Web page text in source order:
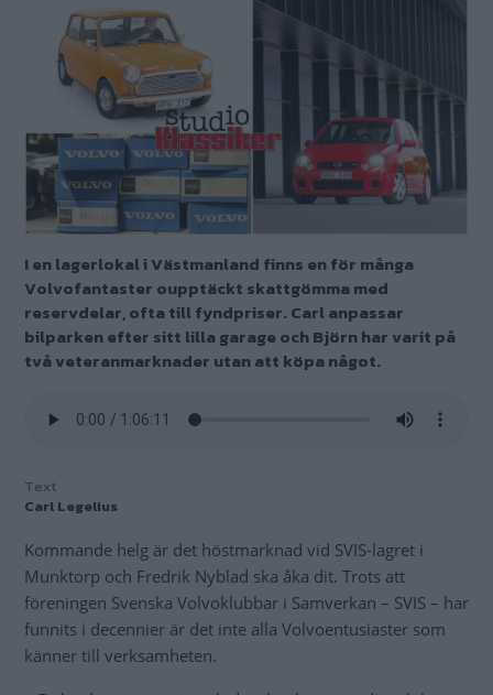
I en lagerlokal i Västmanland finns en för många
Volvofantaster oupptäckt skattgömma med
reservdelar, ofta till fyndpriser. Carl anpassar
bilparken efter sitt lilla garage och Björn har varit på
två veteranmarknader utan att köpa något.
Text
Carl Legelius
Kommande helg är det höstmarknad vid SVIS-lagret i
Munktorp och Fredrik Nyblad ska åka dit. Trots att
föreningen Svenska Volvoklubbar i Samverkan – SVIS – har
funnits i decennier är det inte alla Volvoentusiaster som
känner till verksamheten.